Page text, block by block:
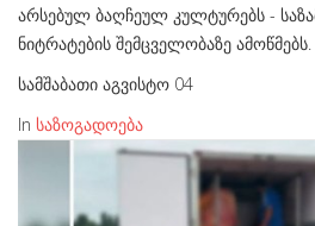
არსებულ ბაღჩეულ კულტურებს -
ნიტრატების შემცველობაზე
სამშაბათი აგვისტო 04
In საზოგადოება